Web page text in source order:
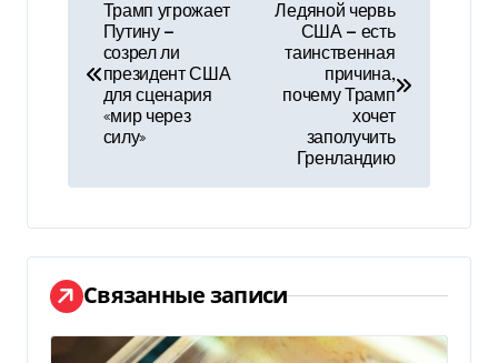
г
а
ц
и
Трамп угрожает
Путину —
созрел ли
президент США
для сценария
«мир через
силу»
Ледяной червь
США — есть
таинственная
причина,
почему Трамп
хочет
заполучить
Гренландию
Связанные записи